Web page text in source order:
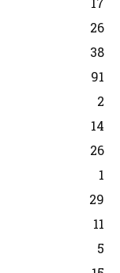
26
38
91
2
14
26
1
29
11
5